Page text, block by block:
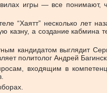
игры — все понимают,
“Хаятт” несколько лет
казну, а создание кабмина
кандидатом выглядит
политолог Андрей
входящим в